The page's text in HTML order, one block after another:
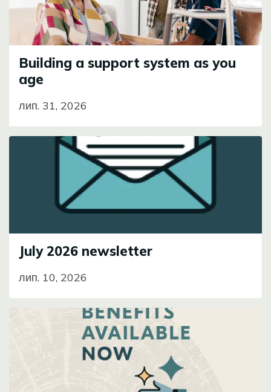
Building a support system as you
age
лип. 31, 2026
July 2026 newsletter
лип. 10, 2026